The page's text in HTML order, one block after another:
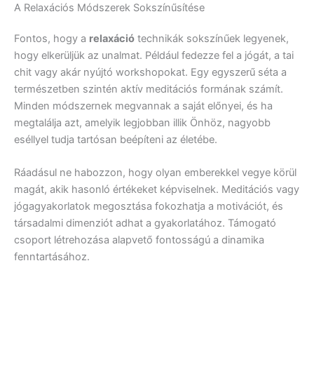
A Relaxációs Módszerek Sokszínűsítése
Fontos, hogy a relaxáció technikák sokszínűek legyenek,
hogy elkerüljük az unalmat. Például fedezze fel a jógát, a tai
chit vagy akár nyújtó workshopokat. Egy egyszerű séta a
természetben szintén aktív meditációs formának számít.
Minden módszernek megvannak a saját előnyei, és ha
megtalálja azt, amelyik legjobban illik Önhöz, nagyobb
eséllyel tudja tartósan beépíteni az életébe.
Ráadásul ne habozzon, hogy olyan emberekkel vegye körül
magát, akik hasonló értékeket képviselnek. Meditációs vagy
jógagyakorlatok megosztása fokozhatja a motivációt, és
társadalmi dimenziót adhat a gyakorlatához. Támogató
csoport létrehozása alapvető fontosságú a dinamika
fenntartásához.